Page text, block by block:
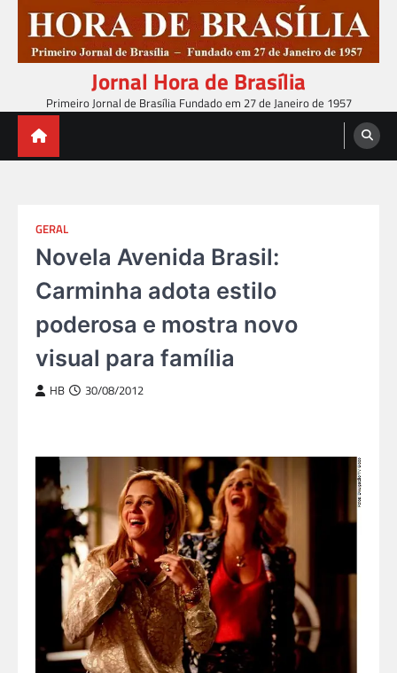
content
Jornal Hora de Brasília
Primeiro Jornal de Brasília Fundado em 27 de Janeiro de 1957
GERAL
Novela Avenida Brasil:
Carminha adota estilo
poderosa e mostra novo
visual para família
HB 30/08/2012